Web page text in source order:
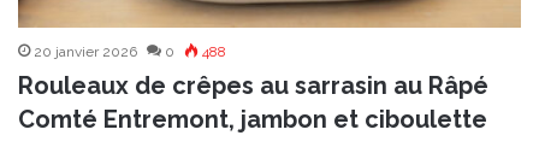
20 janvier 2026 0 488
Rouleaux de crêpes au sarrasin au Râpé
Comté Entremont, jambon et ciboulette